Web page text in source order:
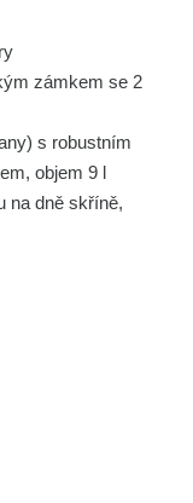
zámkem se 2
s robustním
objem 9 l
na dně skříně,